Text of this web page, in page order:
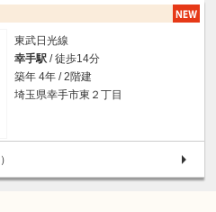
東武日光線
幸手駅 / 徒歩14分
築年 4年 / 2階建
埼玉県幸手市東２丁目
）